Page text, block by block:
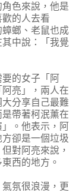
色來說，他是
的人去看
螂、老鼠也成
中說：「我覺
的女子「阿
亮」，兩人在
分享自己最難
帶著柯泯薰在
。他表示，阿
卻是一個垃圾
對阿亮來說，
西的地方。
氛很浪漫，更